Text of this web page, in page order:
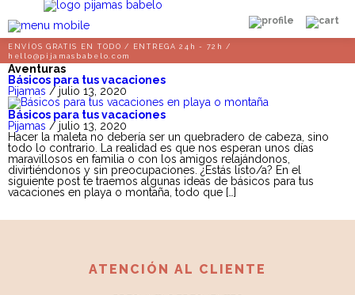
ENVÍOS GRATIS EN TODO / ENTREGA 24h - 72h /
hello@pijamasbabelo.com
Aventuras
Básicos para tus vacaciones
Pijamas / julio 13, 2020
Básicos para tus vacaciones
Pijamas / julio 13, 2020
Hacer la maleta no debería ser un quebradero de cabeza, sino
todo lo contrario. La realidad es que nos esperan unos días
maravillosos en familia o con los amigos relajándonos,
divirtiéndonos y sin preocupaciones. ¿Estás listo/a? En el
siguiente post te traemos algunas ideas de básicos para tus
vacaciones en playa o montaña, todo que […]
ATENCIÓN AL CLIENTE